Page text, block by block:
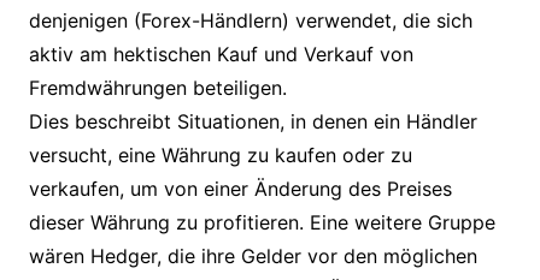
denjenigen (Forex-Händlern) verwendet, die sich
aktiv am hektischen Kauf und Verkauf von
Fremdwährungen beteiligen.
Dies beschreibt Situationen, in denen ein Händler
versucht, eine Währung zu kaufen oder zu
verkaufen, um von einer Änderung des Preises
dieser Währung zu profitieren. Eine weitere Gruppe
wären Hedger, die ihre Gelder vor den möglichen